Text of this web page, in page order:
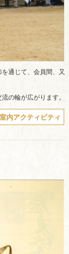
通じて、会員間、又
の輪が広がります。
室内アクティビティ